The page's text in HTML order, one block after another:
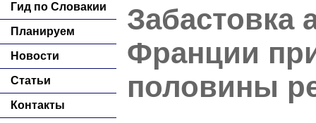
Гид по Словакии
Планируем
Новости
Статьи
Контакты
Забастовка
Франции
половины